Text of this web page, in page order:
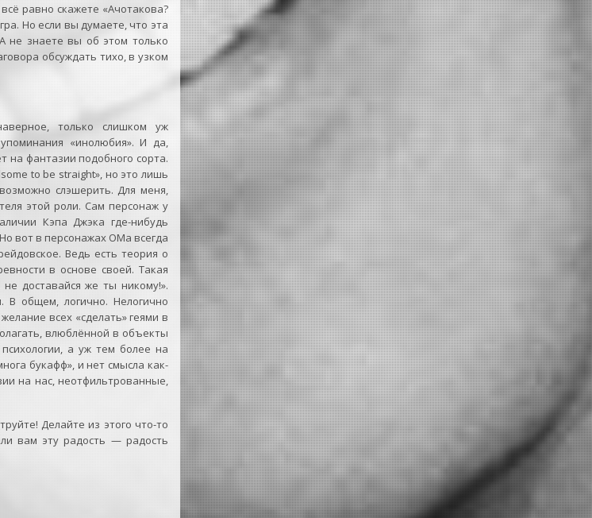
равно скажете «Ачотакова?
Но если вы думаете, что эта
не знаете вы об этом только
обсуждать тихо, в узком
только слишком уж
«инолюбия». И да,
на фантазии подобного сорта.
to be straight», но это лишь
слэшерить. Для меня,
этой роли. Сам персонаж у
Кэпа Джэка где-нибудь
вот в персонажах ОМа всегда
Ведь есть теория о
в основе своей. Такая
доставайся же ты никому!».
общем, логично. Нелогично
всех «сделать» геями в
влюблённой в объекты
а уж тем более на
букафф», и нет смысла как-
на нас, неотфильтрованные,
Делайте из этого что-то
вам эту радость — радость